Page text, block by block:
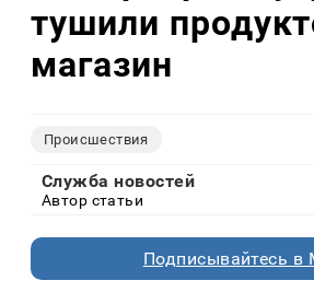
тушили
магазин
Происшествия
Служба новостей
Автор статьи
Подписывайтесь в